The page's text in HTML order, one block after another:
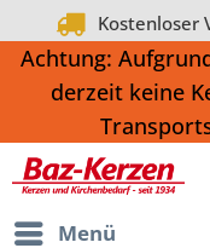
Kostenloser
Achtung:
derzeit keine
Menü